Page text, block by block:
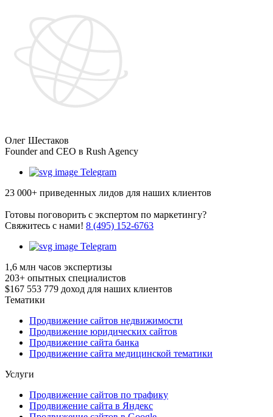
Олег Шестаков
Founder and CEO в Rush Agency
Telegram
23 000+ приведенных лидов для наших клиентов
Готовы поговорить с экспертом по маркетингу?
Cвяжитесь с нами! 8 (495) 152-6763
Telegram
1,6 млн часов экспертизы
203+ опытных специалистов
$167 553 779 доход для наших клиентов
Тематики
Продвижение сайтов недвижимости
Продвижение юридических сайтов
Продвижение сайта банка
Продвижение сайта медицинской тематики
Услуги
Продвижение сайтов по трафику
Продвижение сайта в Яндекс